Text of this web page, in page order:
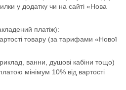
у додатку чи на сайті «Нова
платіж):
товару (за тарифами «Нової
ванни, душові кабіни тощо)
мінімум 10% від вартості